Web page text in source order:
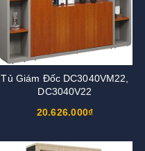
Tủ Giám Đốc DC3040VM22,
DC3040V22
20.626.000₫